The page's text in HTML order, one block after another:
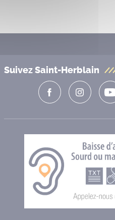
Suivez Saint-Herblain